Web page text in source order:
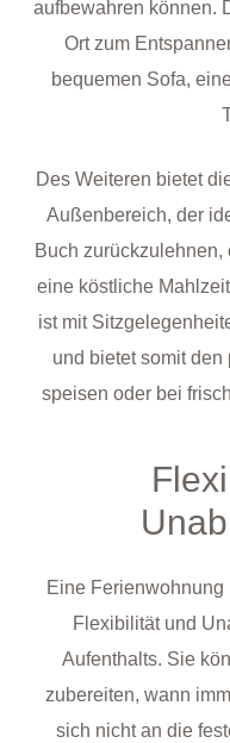
aufbewahren können.
Ort zum
bequemen Sofa,
Des Weiteren bietet
Außenbereich, der
Buch
eine köstliche
ist mit
und bietet somit den
speisen oder bei
Eine
Flexibilität und
Aufenthalts. Sie
zubereiten, wann
sich nicht an die